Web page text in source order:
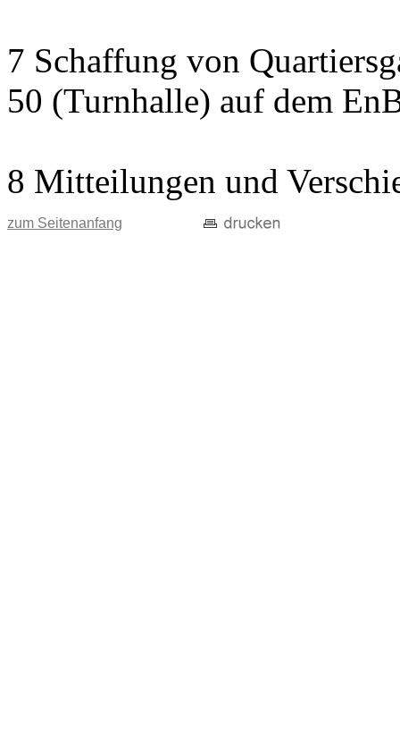
7 Schaffung von
50 (Turnhalle) auf dem
8 Mitteilungen und
zum Seitenanfang